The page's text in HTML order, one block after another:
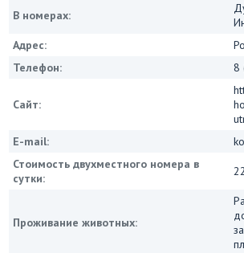
В номерах:
Адрес:
Телефон:
8
Сайт:
E-mail:
Стоимость двухместного номера в
сутки:
Проживание животных: